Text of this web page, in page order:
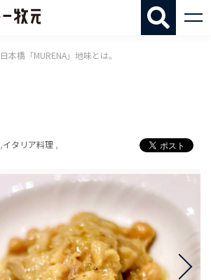
日本橋「MURENA」地味とは。
,イタリア料理 ,